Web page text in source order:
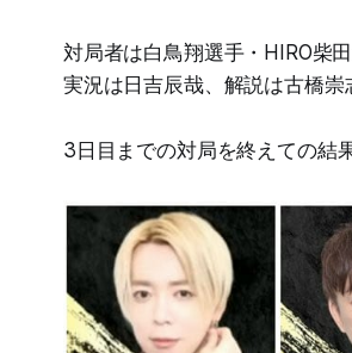
対局者は白鳥翔選手・HIRO柴
実況は日吉辰哉、解説は古橋崇
3日目までの対局を終えての結